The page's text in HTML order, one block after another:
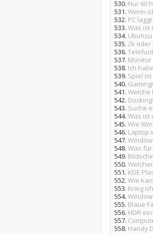
530. Nur 60
531. Wenn
532. PC
533. Was ist
534.
535. 2k oder
536.
537. Monitor
538. Ich
539. Spiel
540.
541. Welche
542.
543. Suche
544. Was ist
545. Wie
546. Laptop
547.
548. Was
549.
550.
551. KDE
552. Wie
553. Krieg
554.
555. Blaue
556. HDR
557.
558. Handy